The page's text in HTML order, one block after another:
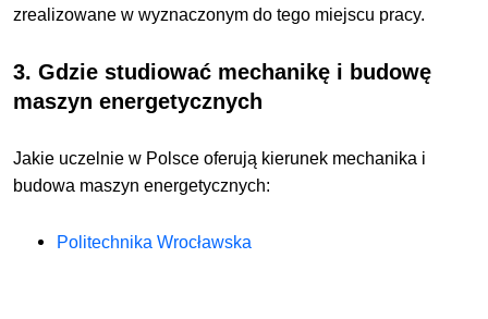
zrealizowane w wyznaczonym do tego miejscu pracy.
3. Gdzie studiować mechanikę i budowę
maszyn energetycznych
Jakie uczelnie w Polsce oferują kierunek mechanika i
budowa maszyn energetycznych:
Politechnika Wrocławska